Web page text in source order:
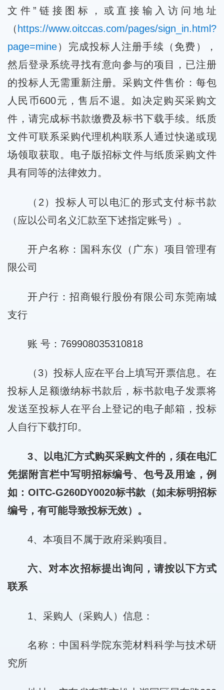
文件”链接图标，或直接输入访问地址
（ https://www.oitccas.com/pages/sign_in.html?
page=mine）完成投标人注册手续（免费），
然后登录系统寻找有意向参与的项目，已注册
的投标人无需重新注册。采购文件售价：每包
人民币600元，售后不退。如决定购买采购文
件，请完成标书款缴费及标书下载手续。纸质
文件可联系采购代理机构联系人通过快递或现
场领取获取。电子版招标文件与纸质采购文件
具有同等的法律效力。
（2）投标人可以电汇的形式支付标书款
（应以公司名义汇款至下述指定账号）。
开户名称：国科东仪（广东）项目管理有
限公司
开户行：招商银行股份有限公司东莞南城
支行
账 号：769908035310818
（3）投标人应在平台上填写开票信息。在
投标人足额缴纳标书款后，标书款电子发票将
发送至投标人在平台上登记的电子邮箱，投标
人自行下载打印。
3、以电汇方式购买采购文件的，须在电汇
凭据附言栏中写明招标编号、包号及用途，例
如：OITC-G260DY0020标书款（如未标明招标
编号，有可能导致投标无效）。
4、本项目不属于政府采购项目。
六、对本次招标提出询问，请按以下方式
联系
1、采购人（采购人）信息：
名称：中国科学院东莞材料科学与技术研
究所